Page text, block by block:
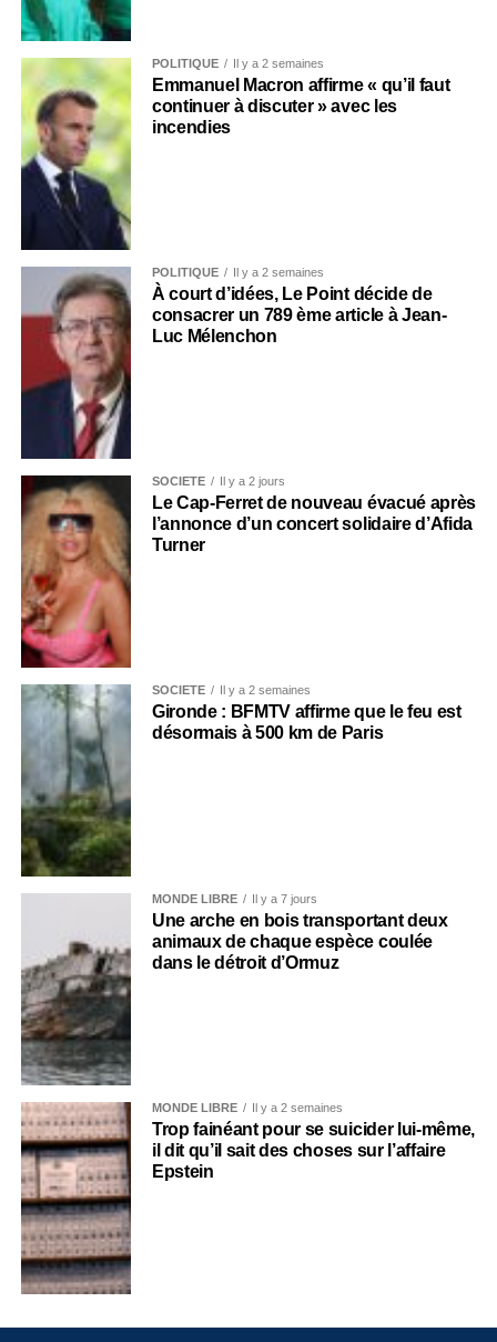
POLITIQUE Il y a 2 semaines
Emmanuel Macron affirme « qu’il faut
continuer à discuter » avec les
incendies
POLITIQUE Il y a 2 semaines
À court d’idées, Le Point décide de
consacrer un 789 ème article à Jean-
Luc Mélenchon
SOCIÉTÉ Il y a 2 jours
Le Cap-Ferret de nouveau évacué après
l’annonce d’un concert solidaire d’Afida
Turner
SOCIÉTÉ Il y a 2 semaines
Gironde : BFMTV affirme que le feu est
désormais à 500 km de Paris
MONDE LIBRE Il y a 7 jours
Une arche en bois transportant deux
animaux de chaque espèce coulée
dans le détroit d’Ormuz
MONDE LIBRE Il y a 2 semaines
Trop fainéant pour se suicider lui-même,
il dit qu’il sait des choses sur l’affaire
Epstein